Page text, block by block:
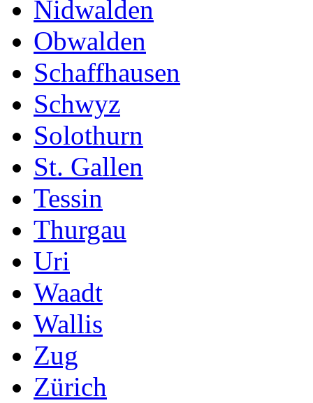
Nidwalden
Obwalden
Schaffhausen
Schwyz
Solothurn
St. Gallen
Tessin
Thurgau
Uri
Waadt
Wallis
Zug
Zürich